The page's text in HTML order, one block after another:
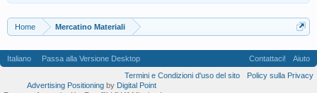
Home Mercatino Materiali
Italiano Passa alla Versione Desktop Contattaci!
Aiuto
Termini e Condizioni d'uso del sito
Policy sulla Privacy
Advertising Positioningby Digital Point